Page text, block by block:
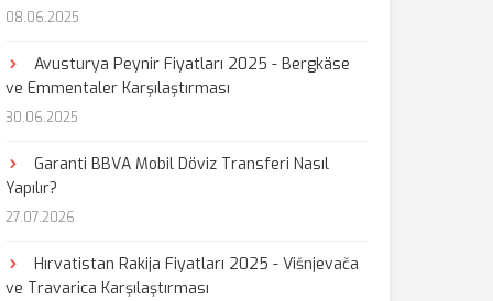
08.06.2025
Avusturya Peynir Fiyatları 2025 - Bergkäse
ve Emmentaler Karşılaştırması
30.06.2025
Garanti BBVA Mobil Döviz Transferi Nasıl
Yapılır?
27.07.2026
Hırvatistan Rakija Fiyatları 2025 - Višnjevača
ve Travarica Karşılaştırması